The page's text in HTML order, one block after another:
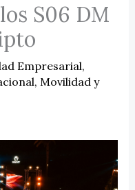
S06 DM
Empresarial,
, Movilidad y